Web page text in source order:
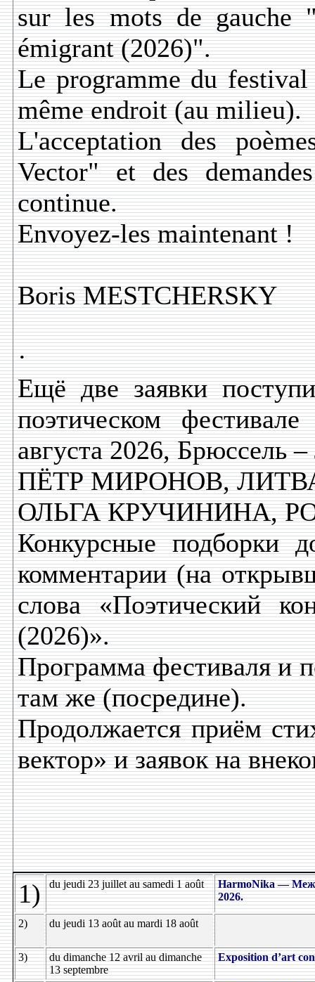
sur les mots de gauche
émigrant (2026)".
Le programme du
même endroit (au milieu).
L'acceptation des
Vector" et des
continue.
Envoyez-les maintenant !
Boris MESTCHERSKY
·
Ещё две заявки
поэтическом
августа 2026, Брюссель
ПЁТР МИРОНОВ,
ОЛЬГА КРУЧИНИНА,
Конкурсные подборки
комментарии (на
слова «Поэтический
(2026)».
Программа фестиваля и
там же (посредине).
Продолжается приём
вектор» и заявок на
1) du jeudi 23 juillet au samedi 1 août
HarmoNika —
2026.
2) du jeudi 13 août au mardi 18 août
3)
du dimanche 12 avril au dimanche
13 septembre
Exposition d’art